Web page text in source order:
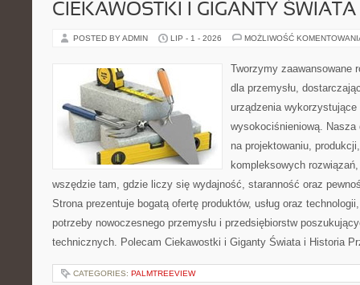
CIEKAWOSTKI I GIGANTY ŚWIATA
POSTED BY ADMIN LIP - 1 - 2026 MOŻLIWOŚĆ
Tworzymy zaawansowane
dla przemysłu,
urządzenia wykorzystujące
wysokociśnieniową. Nasza
na projektowaniu,
kompleksowych
wszędzie tam, gdzie liczy się wydajność, staranność oraz
Strona prezentuje bogatą ofertę produktów, usług oraz
potrzeby nowoczesnego przemysłu i przedsiębiorstw
technicznych. Polecam Ciekawostki i Giganty Świata i Historia
CATEGORIES: PALMTREEVIEW